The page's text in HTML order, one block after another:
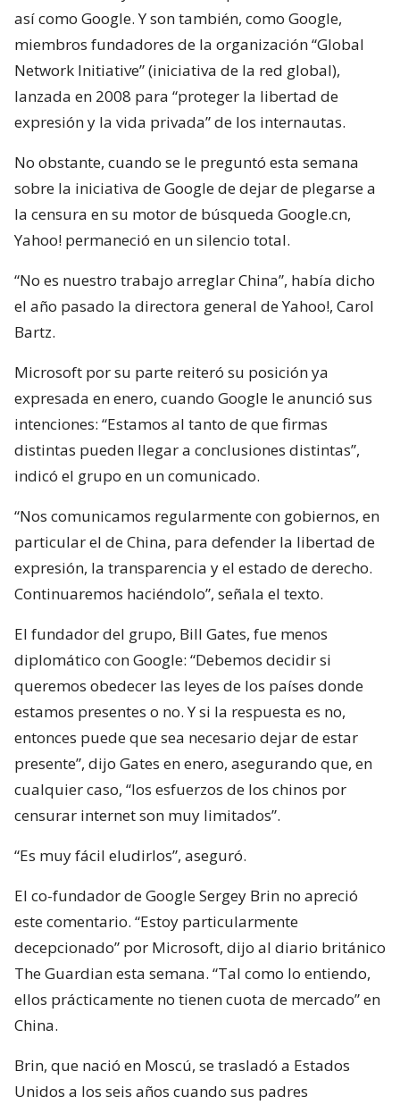
así como Google. Y son también, como Google,
miembros fundadores de la organización “Global
Network Initiative” (iniciativa de la red global),
lanzada en 2008 para “proteger la libertad de
expresión y la vida privada” de los internautas.
No obstante, cuando se le preguntó esta semana
sobre la iniciativa de Google de dejar de plegarse a
la censura en su motor de búsqueda Google.cn,
Yahoo! permaneció en un silencio total.
“No es nuestro trabajo arreglar China”, había dicho
el año pasado la directora general de Yahoo!, Carol
Bartz.
Microsoft por su parte reiteró su posición ya
expresada en enero, cuando Google le anunció sus
intenciones: “Estamos al tanto de que firmas
distintas pueden llegar a conclusiones distintas”,
indicó el grupo en un comunicado.
“Nos comunicamos regularmente con gobiernos, en
particular el de China, para defender la libertad de
expresión, la transparencia y el estado de derecho.
Continuaremos haciéndolo”, señala el texto.
El fundador del grupo, Bill Gates, fue menos
diplomático con Google: “Debemos decidir si
queremos obedecer las leyes de los países donde
estamos presentes o no. Y si la respuesta es no,
entonces puede que sea necesario dejar de estar
presente”, dijo Gates en enero, asegurando que, en
cualquier caso, “los esfuerzos de los chinos por
censurar internet son muy limitados”.
“Es muy fácil eludirlos”, aseguró.
El co-fundador de Google Sergey Brin no apreció
este comentario. “Estoy particularmente
decepcionado” por Microsoft, dijo al diario británico
The Guardian esta semana. “Tal como lo entiendo,
ellos prácticamente no tienen cuota de mercado” en
China.
Brin, que nació en Moscú, se trasladó a Estados
Unidos a los seis años cuando sus padres